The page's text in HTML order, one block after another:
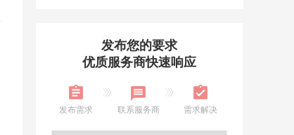
发布您的要求
优质服务商快速响应
发布需求 联系服务商 需求解决